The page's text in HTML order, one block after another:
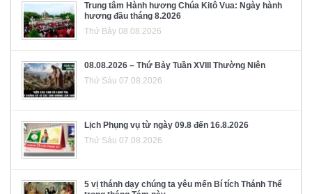
Trung tâm Hành hương Chúa Kitô Vua: Ngày hành
hương đầu tháng 8.2026
Thứ Bảy 08.08.2026
08.08.2026 – Thứ Bảy Tuần XVIII Thường Niên
Thứ Sáu 07.08.2026
Lịch Phụng vụ từ ngày 09.8 đến 16.8.2026
Thứ Sáu 07.08.2026
5 vị thánh dạy chúng ta yêu mến Bí tích Thánh Thể